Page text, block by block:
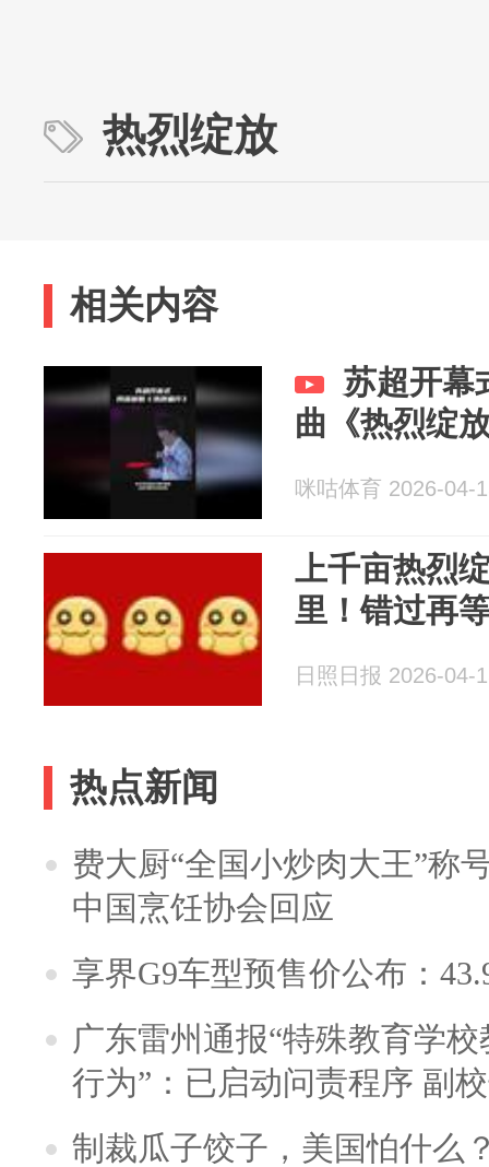
热烈绽放
相关内容
苏超开幕
曲《热烈绽
咪咕体育 2026-04-
上千亩热烈
里！错过再
日照日报 2026-04-
热点新闻
费大厨“全国小炒肉大王”称
中国烹饪协会回应
享界G9车型预售价公布：
广东雷州通报“特殊教育学
行为”：已启动问责程序 副
制裁瓜子饺子，美国怕什么